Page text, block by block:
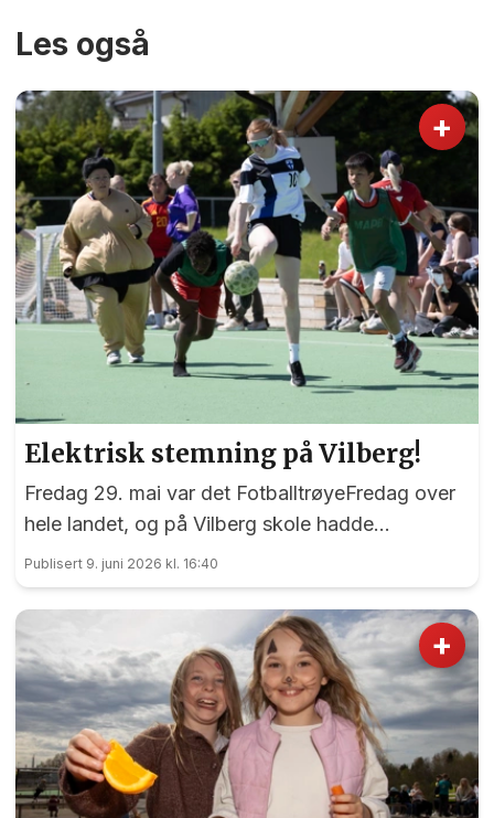
Les også
+
Elektrisk stemning på Vilberg!
Fredag 29. mai var det FotballtrøyeFredag over
hele landet, og på Vilberg skole hadde
avdelingsleder på SFO Siw Iren Hammeren-
Lysjø trommet sammen alt som kunne krype og
gå til tidenes FotballtrøyeFredag i Eidsvoll.
Publisert 9. juni 2026 kl. 16:40
+